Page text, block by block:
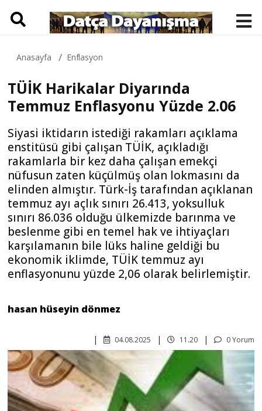
Anasayfa Enflasyon
TÜİK Harikalar Diyarında
Temmuz Enflasyonu Yüzde 2.06
Siyasi iktidarın istediği rakamları açıklama
enstitüsü gibi çalışan TÜİK, açıkladığı
rakamlarla bir kez daha çalışan emekçi
nüfusun zaten küçülmüş olan lokmasını da
elinden almıştır. Türk-İş tarafından açıklanan
temmuz ayı açlık sınırı 26.413, yoksulluk
sınırı 86.036 olduğu ülkemizde barınma ve
beslenme gibi en temel hak ve ihtiyaçları
karşılamanın bile lüks haline geldiği bu
ekonomik iklimde, TÜİK temmuz ayı
enflasyonunu yüzde 2,06 olarak belirlemiştir.
hasan hüseyin dönmez
0 Yorum
11.20
04.08.2025